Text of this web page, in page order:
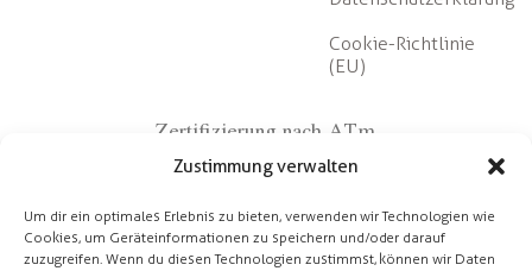
Zustimmung verwalten
Um dir ein optimales Erlebnis zu bieten, verwenden wir Technologien wie
Cookies, um Geräteinformationen zu speichern und/oder darauf
zuzugreifen. Wenn du diesen Technologien zustimmst, können wir Daten
Cookie-Richtlinie
(EU)
Zertifizierung nach ATm